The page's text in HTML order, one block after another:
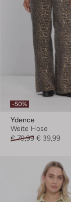
-50%
Ydence
Weite Hose
€ 79,99 € 39,99